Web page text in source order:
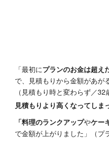
「最初にプランのお金は超え
で、見積もりから金額があが
（見積もり時と変わらず／32
見積もりより高くなってしま
「料理のランクアップやケー
で金額が上がりました」（プ